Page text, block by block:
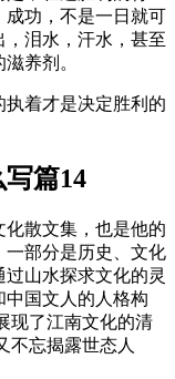
成功，不是一日就可
泪水，汗水，甚至
养剂。
着才是决定胜利的
篇14
化散文集，也是他的
一部分是历史、文化
山水探求文化的灵
国文人的人格构
现了江南文化的清
不忘揭露世态人